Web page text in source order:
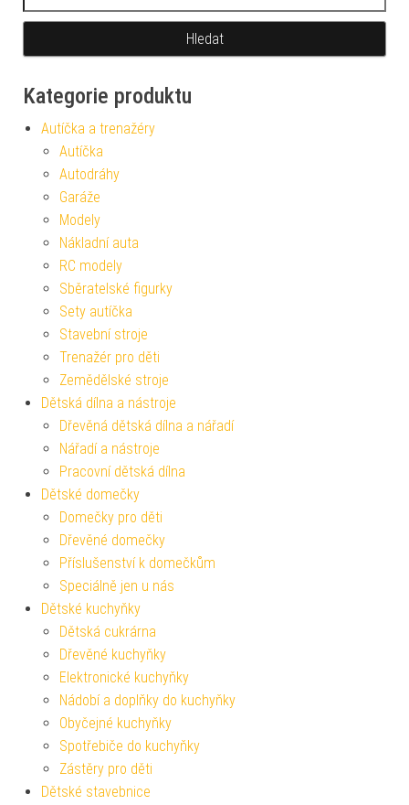
Kategorie produktu
Autíčka a trenažéry
Autíčka
Autodráhy
Garáže
Modely
Nákladní auta
RC modely
Sběratelské figurky
Sety autíčka
Stavební stroje
Trenažér pro děti
Zemědělské stroje
Dětská dílna a nástroje
Dřevěná dětská dílna a nářadí
Nářadí a nástroje
Pracovní dětská dílna
Dětské domečky
Domečky pro děti
Dřevěné domečky
Příslušenství k domečkům
Speciálně jen u nás
Dětské kuchyňky
Dětská cukrárna
Dřevěné kuchyňky
Elektronické kuchyňky
Nádobí a doplňky do kuchyňky
Obyčejné kuchyňky
Spotřebiče do kuchyňky
Zástěry pro děti
Dětské stavebnice